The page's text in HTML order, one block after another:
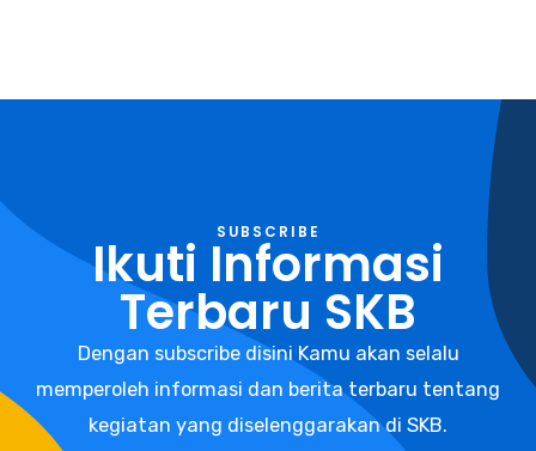
SUBSCRIBE
Ikuti Informasi
Terbaru SKB
Dengan subscribe disini Kamu akan selalu
memperoleh informasi dan berita terbaru tentang
kegiatan yang diselenggarakan di SKB.